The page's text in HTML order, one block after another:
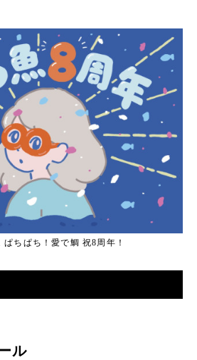
ぱちぱち！愛で鯛 祝8周年！
ル